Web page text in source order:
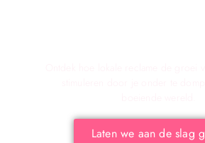
Laten we aan de slag